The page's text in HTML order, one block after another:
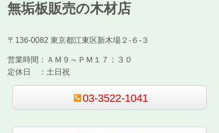
無垢板販売の木材店
〒136-0082 東京都江東区新木場２-６-３
営業時間：
ＡＭ９～ＰＭ１７：３０
定休日 ： 土日祝
03-3522-1041